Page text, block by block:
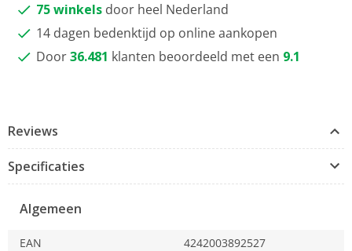
75 winkels door heel Nederland
14 dagen bedenktijd op online aankopen
Door36.481 klanten beoordeeld met een 9.1
Reviews
Specificaties
Algemeen
EAN 4242003892527